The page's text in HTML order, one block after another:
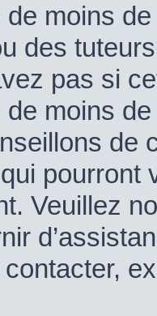
moins
des
pas si
de moins
de
pourront
Veuillez
contacter,